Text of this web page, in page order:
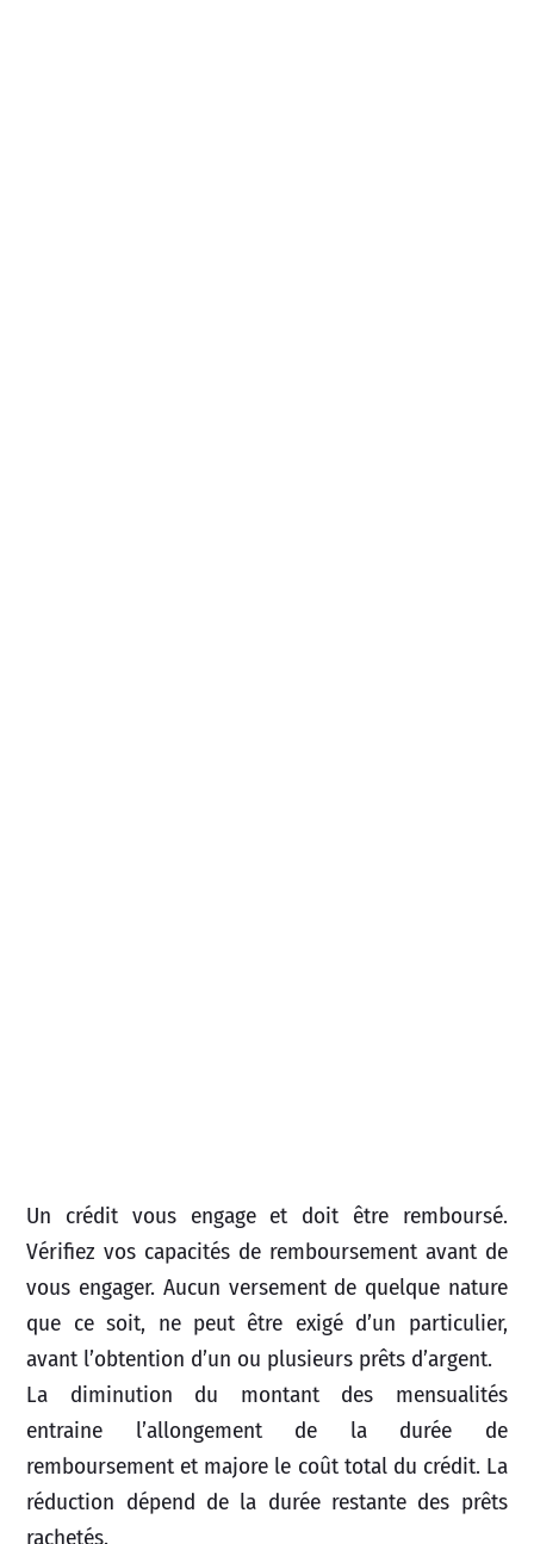
Un crédit vous engage et doit être remboursé.
Vérifiez vos capacités de remboursement avant de
vous engager. Aucun versement de quelque nature
que ce soit, ne peut être exigé d’un particulier,
avant l’obtention d’un ou plusieurs prêts d’argent.
La diminution du montant des mensualités
entraine l’allongement de la durée de
remboursement et majore le coût total du crédit. La
réduction dépend de la durée restante des prêts
rachetés.